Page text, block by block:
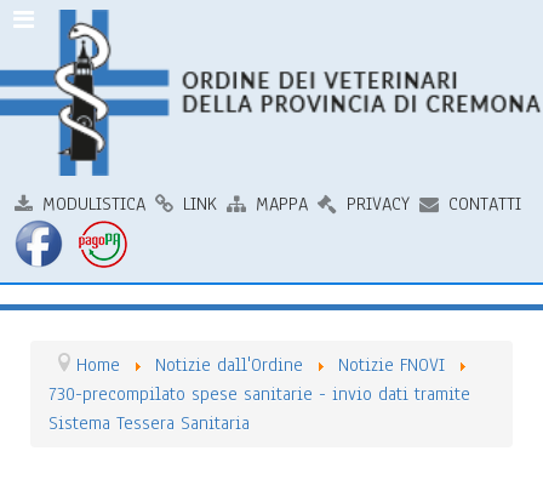
MODULISTICA LINK MAPPA PRIVACY CONTATTI
Home Notizie dall'Ordine
Notizie FNOVI
730-precompilato spese sanitarie - invio dati tramite
Sistema Tessera Sanitaria